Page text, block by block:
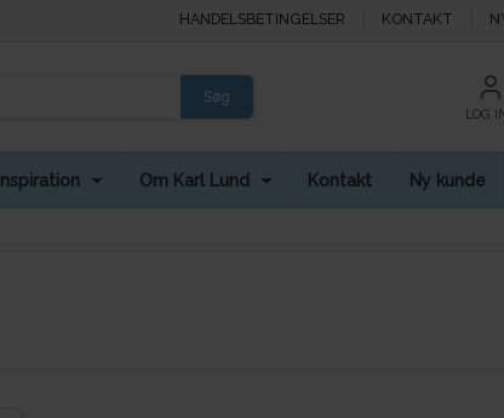
HANDELSBETINGELSER KONTAKT
Søg
LOG
Inspiration Om Karl Lund Kontakt Ny kunde